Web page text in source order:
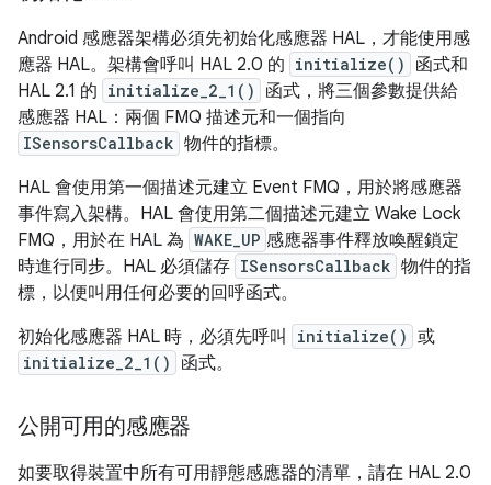
Android 感應器架構必須先初始化感應器 HAL，才能使用感
應器 HAL。架構會呼叫 HAL 2.0 的 initialize()
函式和
HAL 2.1 的 initialize_2_1()
函式，將三個參數提供給
感應器 HAL：兩個 FMQ 描述元和一個指向
ISensorsCallback 物件的指標。
HAL 會使用第一個描述元建立 Event FMQ，用於將感應器
事件寫入架構。HAL 會使用第二個描述元建立 Wake Lock
FMQ，用於在 HAL 為 WAKE_UP 感應器事件釋放喚醒鎖定
時進行同步。HAL 必須儲存 ISensorsCallback 物件的指
標，以便叫用任何必要的回呼函式。
初始化感應器 HAL 時，必須先呼叫
initialize() 或
initialize_2_1() 函式。
公開可用的感應器
如要取得裝置中所有可用靜態感應器的清單，請在 HAL 2.0